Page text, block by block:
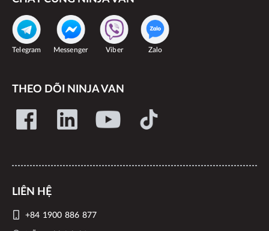
Telegram Messenger Viber Zalo
THEO DÕI NINJA VAN
LIÊN HỆ
+84 1900 886 877